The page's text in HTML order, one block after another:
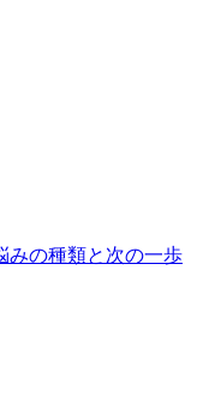
みの種類と次の一歩